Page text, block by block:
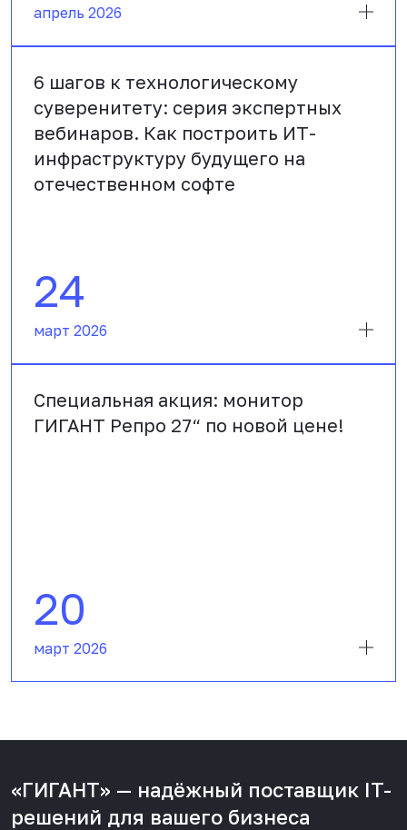
апрель 2026
6 шагов к технологическому
суверенитету: серия экспертных
вебинаров. Как построить ИТ-
инфраструктуру будущего на
отечественном софте
24
март 2026
Специальная акция: монитор
ГИГАНТ Репро 27“ по новой цене!
20
март 2026
«ГИГАНТ» — надёжный поставщик IT-
решений для вашего бизнеса